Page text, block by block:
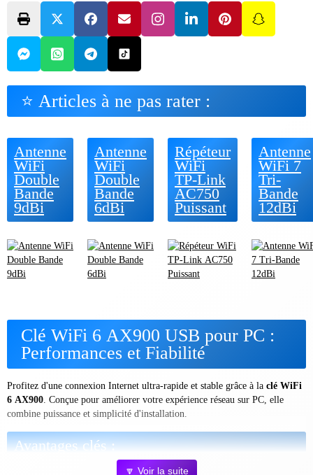
⭐ Articles à ne pas rater :
Antenne
WiFi
Double
Bande
9dBi
Antenne
WiFi
Double
Bande
6dBi
Répéteur
WiFi
TP-Link
AC750
Puissant
Antenne
WiFi 7
Tri-
Bande
12dBi
Clé WiFi 6 AX900 USB pour PC :
Performances et Fiabilité
Profitez d'une connexion Internet ultra-rapide et stable grâce à la clé WiFi
6 AX900. Conçue pour améliorer votre expérience réseau sur PC, elle
combine puissance et simplicité d'installation.
Avantages clés :
🔽 Voir la suite